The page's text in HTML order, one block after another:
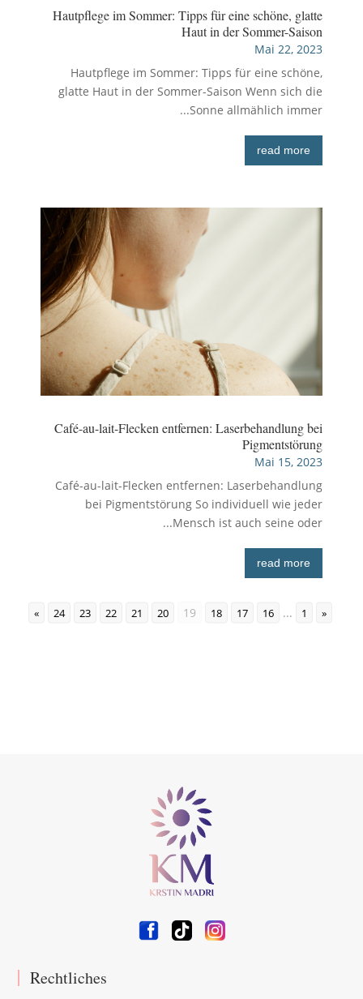
Hautpflege im Sommer: Tipps für eine schöne, glatte
Haut in der Sommer-Saison
Mai 22, 2023
Hautpflege im Sommer: Tipps für eine schöne,
glatte Haut in der Sommer-Saison Wenn sich die
Sonne allmählich immer...
read more
Café-au-lait-Flecken entfernen: Laserbehandlung bei
Pigmentstörung
Mai 15, 2023
Café-au-lait-Flecken entfernen: Laserbehandlung
bei Pigmentstörung So individuell wie jeder
Mensch ist auch seine oder...
read more
«
1
...
16
17
18
19
20
21
22
23
24
»
Rechtliches